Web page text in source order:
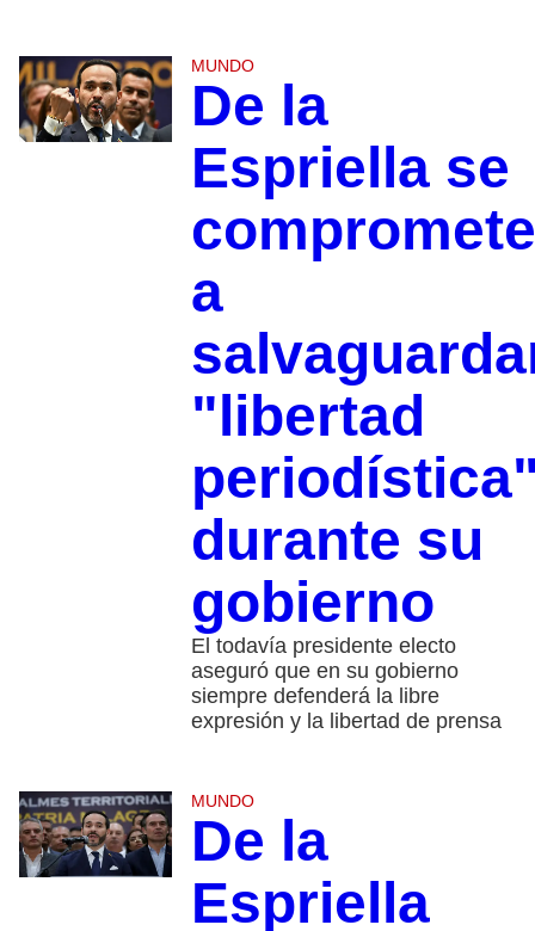
MUNDO
De la
Espriella se
compromete
a
"libertad
durante su
gobierno
El todavía presidente electo
aseguró que en su gobierno
siempre defenderá la libre
expresión y la libertad de prensa
MUNDO
De la
Espriella